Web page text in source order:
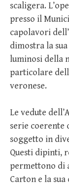
scaligera.
presso il
capolavori
dimostra la
luminosi della
particolare
veronese.
Le vedute
serie coerente
soggetto in
Questi dipinti,
permettono di
Carton e la